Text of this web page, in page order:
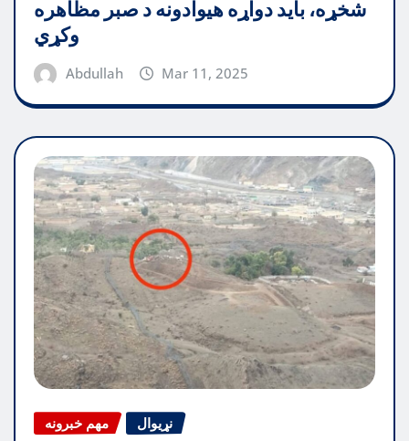
شخړه، باید دواړه هیوادونه د صبر مظاهره
وکړي
Abdullah Mar 11, 2025
مهم خبرونه نړیوال